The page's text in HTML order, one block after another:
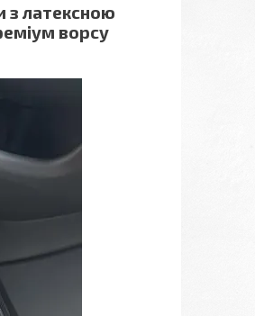
з латексною
ворсу